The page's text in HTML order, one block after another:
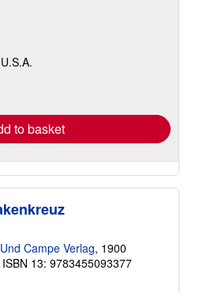
to basket
Campe Verlag, 1900
ISBN 13: 9783455093377